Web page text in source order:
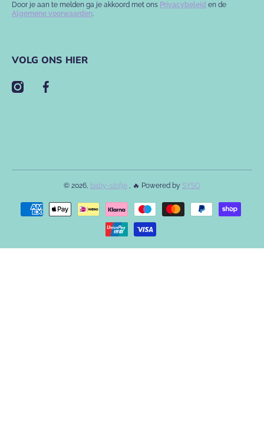
Door je aan te melden ga je akkoord met ons Privacybeleid en de
Algemene voorwaarden.
VOLG ONS HIER
instagramcom/babyslofje/
facebookcom/babyslofje
© 2026, baby-slofje , 🔥 Powered by SYSO
Betaalmethodes